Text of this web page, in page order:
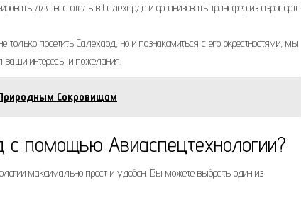
для вас отель в Салехарде и организовать трансфер из аэропорта
только посетить Салехард, но и познакомиться с его окрестностями, мы
интересы и пожелания.
Сокровищам
с помощью Авиаспецтехнологии?
максимально прост и удобен. Вы можете выбрать один из